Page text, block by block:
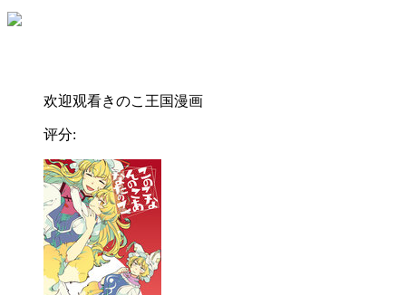
欢迎观看きのこ王国漫画
评分: